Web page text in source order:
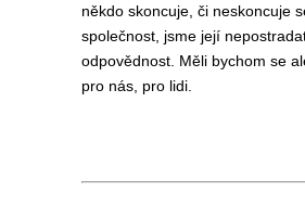
někdo skoncuje, či neskoncuje
společnost, jsme její
odpovědnost. Měli bychom se
pro nás, pro lidi.